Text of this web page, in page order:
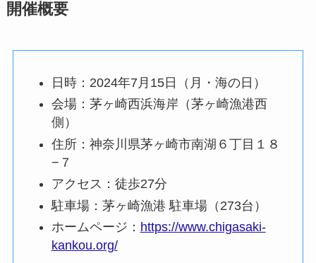
開催概要
日時：2024年7月15日（月・海の日）
会場：茅ヶ崎西浜海岸（茅ヶ崎漁港西
側）
住所：神奈川県茅ヶ崎市南湖６丁目１８
−７
アクセス：徒歩27分
駐車場：茅ヶ崎漁港 駐車場（273台）
ホームページ： https://www.chigasaki-
kankou.org/